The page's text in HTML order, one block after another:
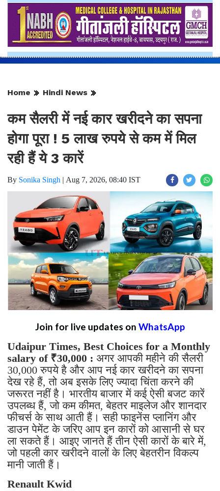
Home Hindi News
कम सैलरी में नई कार खरीदने का सपना
होगा पूरा ! 5 लाख रुपये से कम में मिल
रही हैं ये 3 कारें
By Sonika Singh | Aug 7, 2026, 08:40 IST
Join for live updates on WhatsApp
Udaipur Times, Best Choices for a Monthly
salary of ₹30,000 : अगर आपकी महीने की सैलरी
30,000 रुपये है और आप नई कार खरीदने का सपना
देख रहे हैं, तो अब इसके लिए ज्यादा चिंता करने की
जरूरत नहीं है। भारतीय बाजार में कई ऐसी बजट कारें
उपलब्ध हैं, जो कम कीमत, बेहतर माइलेज और शानदार
फीचर्स के साथ आती हैं। सही फाइनेंस प्लानिंग और
डाउन पेमेंट के जरिए आप इन कारों को आसानी से घर
ला सकते हैं। आइए जानते हैं तीन ऐसी कारों के बारे में,
जो पहली कार खरीदने वालों के लिए बेहतरीन विकल्प
मानी जाती हैं।
Renault Kwid